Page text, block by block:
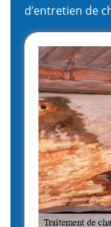
d’entretien de